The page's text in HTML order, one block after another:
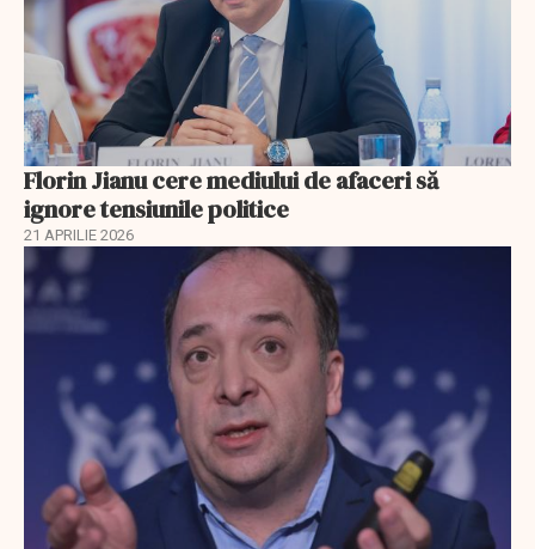
Florin Jianu cere mediului de afaceri să
ignore tensiunile politice
21 APRILIE 2026
EXCLUSIV